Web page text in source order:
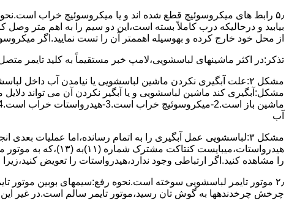
۵٫ رابط های ﻣﯿﮑﺮوﺳﻮﺋﯿﭻ ﻗﻄﻊ شده اند و ﯾﺎ ﻣﯿﮑﺮوﺳﻮﺋﯿﭻ ﺧﺮاب
ﺑﯿﺎﺑﯿﺪ و درحالیکه درب کاملاً ﺑﺴﺘﻪ اﺳﺖ،اﯾﻦ دو ﺳﯿﻢ را ﺑﻪ اﻫﻢ ﻣﺘﺮ
از ﻣﺤﻞ خود ﺧﺎرج کرده و بهوسیله اهممتر آن را ﺗﺴﺖ ﻧﻤﺎﯾﯿﺪ.اﮔﺮ
ﺗﺬﮐﺮ:در اﮐﺜﺮ ماشینهای لباسشویی،ﻻﻣﭗ ﺧﺒﺮ مستقیماً ﺑﻪ ﮐﻠﯿﺪ ﺗﺎﯾﻤﺮ
مشکل ۲:علت آبگیری نکردن ماشین لباسشویی یا نیامدن آب
آب
را ﻣﺸﺎﻫﺪه کنید.اﮔﺮ ارﺗﺒﺎطی وجود ندارد،ﻫﯿﺪرواﺳﺘﺎت را ﺗﻌﻮﯾﺾ
ﭼﺮﺧﺶ چرخدندهها به گوش تان رﺳﯿﺪ،ﻣﻮﺗﻮر ﺗﺎﯾﻤﺮ ﺳﺎﻟﻢ اﺳﺖ.در ﻏﯿﺮ اﯾﻦ